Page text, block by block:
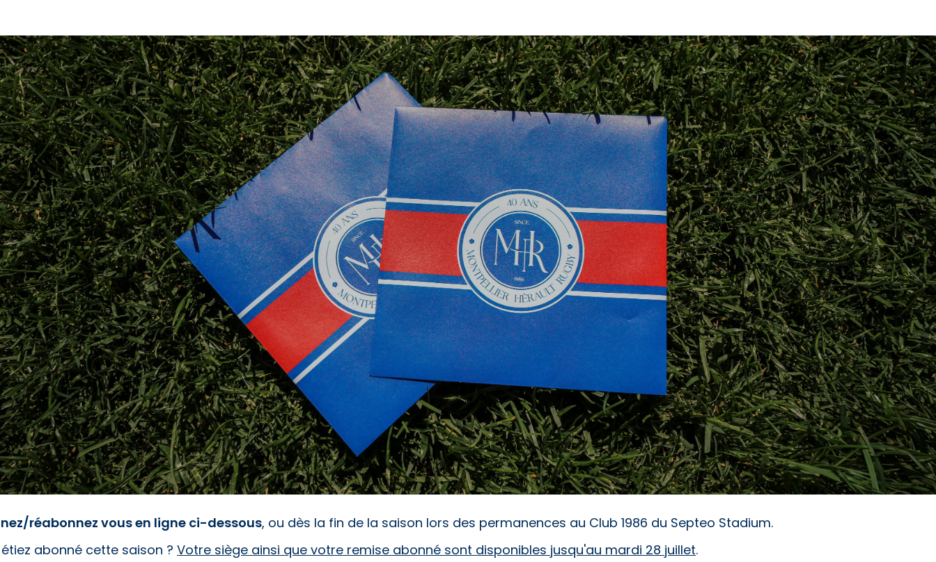
réabonnez vous en ligne ci-dessous, ou dès la fin de la saison lors des permanences au Club 1986 du Septeo Stadium.
abonné cette saison ? Votre siège ainsi que votre remise abonné sont disponibles jusqu'au mardi 28 juillet.